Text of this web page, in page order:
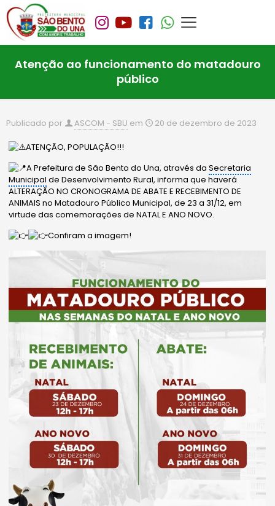
Atenção ao funcionamento do matadouro
público
Publicado por ASCOM - SBU em 20 de dezembro de 2023
ATENÇÃO, POPULAÇÃO!!!
A Prefeitura de São Bento do Una, através daSecretaria
Municipal de Desenvolvimento Rural, informa que haverá
ALTERAÇÃO NO CRONOGRAMA DE ABATE E RECEBIMENTO DE
ANIMAIS no Matadouro Público Municipal, de 23 a 31/12, em
virtude das comemorações de NATAL E ANO NOVO.
Confiram a imagem!